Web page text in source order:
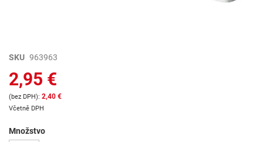
Preskočiť
začiatok
galérie
obrázkov
SKU 963963
2,95 €
2,40 €
Včetně DPH
Množstvo